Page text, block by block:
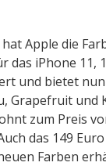
Apple die
das iPhone 11,
und bietet
Grapefruit und
zum Preis
das 149
Farben